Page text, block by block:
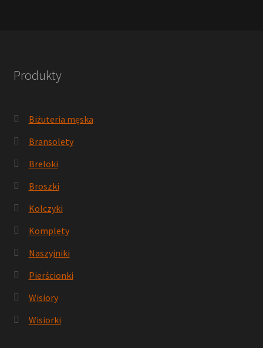
Produkty
Biżuteria męska
Bransolety
Breloki
Broszki
Kolczyki
Komplety
Naszyjniki
Pierścionki
Wisiory
Wisiorki